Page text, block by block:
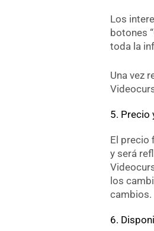
Los
botones
toda la
Una vez
5. Precio
El precio
y será
los
cambios.
6.